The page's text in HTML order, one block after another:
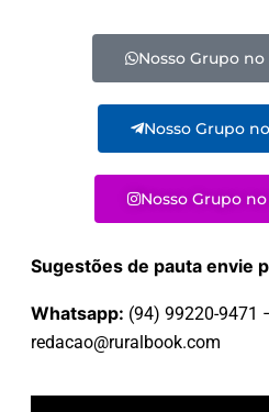
Nosso Grupo
Nosso Grupo
Nosso Grupo
Sugestões de pauta envie
Whatsapp: (94) 99220-9471
redacao@ruralbook.com